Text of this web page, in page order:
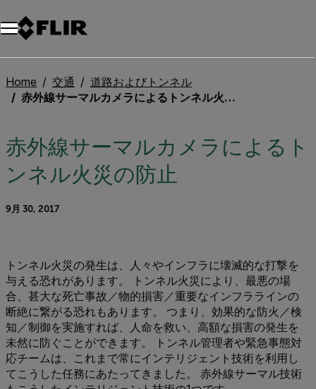
Home 交通
道路およびトンネル
赤外線サーマルカメラによるトンネル火災の防止
赤外線サーマルカメラによるト
ンネル火災の防止
9月 30, 2017
トンネル火災の発生は、人々やインフラに壊滅的な打撃を
与える恐れがあります。 トンネル火災により、最悪の場
合、甚大な死亡事故／物的損害／重要なインフララインの
断絶に繋がる恐れもあります。 つまり、効果的な防火／検
知／制御を実施すれば、人命を救い、高額な損害の発生を
未然に防ぐことができます。 トンネル管理者や緊急事態対
応チームは、これまで常にインテリジェント技術を利用し
てこうした任務にあたってきました。 赤外線サーマル技術